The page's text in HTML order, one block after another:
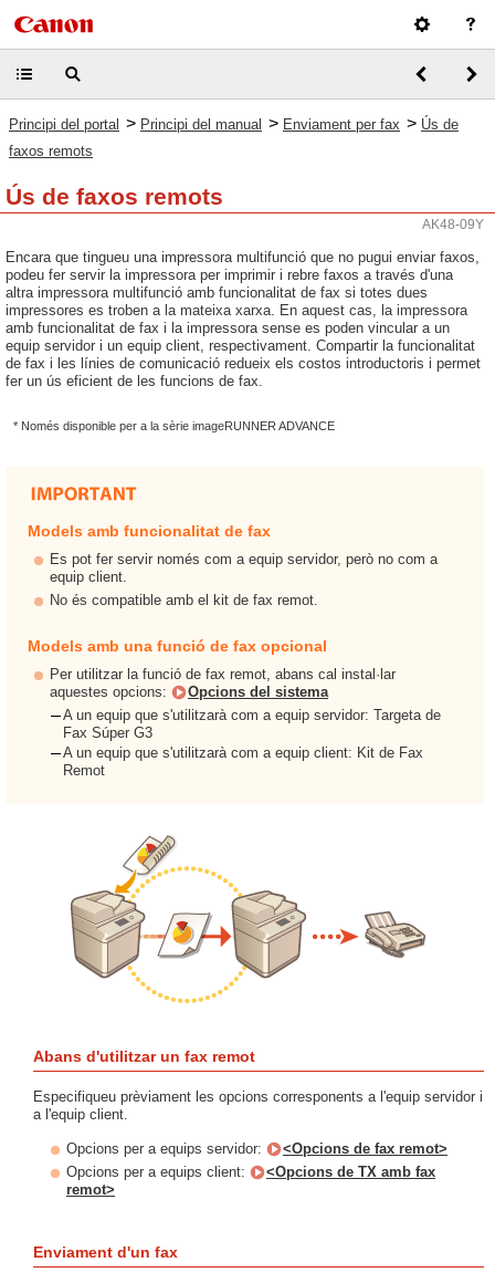
Principi del portal > Principi del manual > Enviament per fax > Ús de
faxos remots
Ús de faxos remots
AK48-09Y
Encara que tingueu una impressora multifunció que no pugui enviar faxos,
podeu fer servir la impressora per imprimir i rebre faxos a través d'una
altra impressora multifunció amb funcionalitat de fax si totes dues
impressores es troben a la mateixa xarxa. En aquest cas, la impressora
amb funcionalitat de fax i la impressora sense es poden vincular a un
equip servidor i un equip client, respectivament. Compartir la funcionalitat
de fax i les línies de comunicació redueix els costos introductoris i permet
fer un ús eficient de les funcions de fax.
* Només disponible per a la sèrie imageRUNNER ADVANCE
Models amb funcionalitat de fax
Es pot fer servir només com a equip servidor, però no com a
equip client.
No és compatible amb el kit de fax remot.
Models amb una funció de fax opcional
Per utilitzar la funció de fax remot, abans cal instal·lar
aquestes opcions:
Opcions del sistema
A un equip que s'utilitzarà com a equip servidor: Targeta de
Fax Súper G3
A un equip que s'utilitzarà com a equip client: Kit de Fax
Remot
Abans d'utilitzar un fax remot
Especifiqueu prèviament les opcions corresponents a l'equip servidor i
a l'equip client.
Opcions per a equips servidor:
<Opcions de fax remot>
Opcions per a equips client:
<Opcions de TX amb fax
remot>
Enviament d'un fax